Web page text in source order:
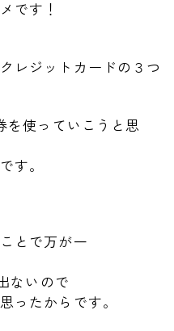
です！
レジットカードの３つ
を使っていこうと思
す。
とで万が一
ないので
ったからです。